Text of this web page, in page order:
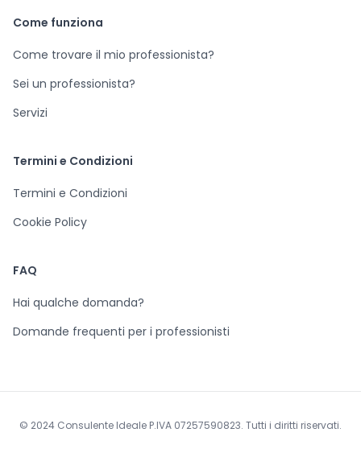
Come funziona
Come trovare il mio professionista?
Sei un professionista?
Servizi
Termini e Condizioni
Termini e Condizioni
Cookie Policy
FAQ
Hai qualche domanda?
Domande frequenti per i professionisti
© 2024 Consulente Ideale P.IVA 07257590823. Tutti i diritti riservati.